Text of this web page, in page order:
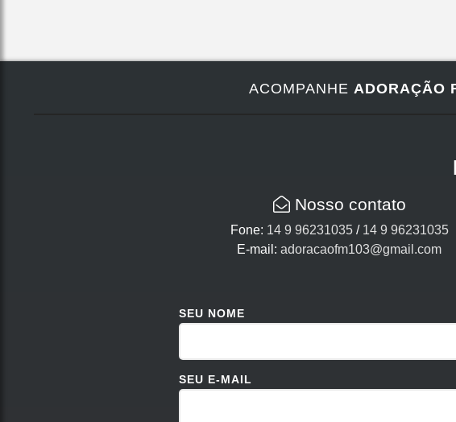
ACOMPANHE ADORAÇÃO
Nosso contato
Fone: 14 9 96231035/ 14 9 96231035
E-mail:adoracaofm103@gmail.com
SEU NOME
SEU E-MAIL